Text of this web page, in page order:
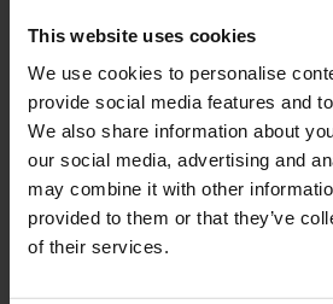
This website uses cookies
We use cookies to personalise
provide social media features and
We also share information about
our social media, advertising and
may combine it with other
provided to them or that they’ve
of their services.
Capacité et stabilité
Efficacité de nettoyage
Rend le nettoyage visible
Nettoie rapidement les
jus de plantes